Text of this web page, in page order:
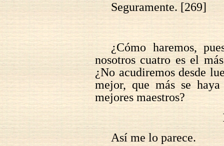
Seguramente. [269]
¿Cómo haremos,
nosotros cuatro es el
¿No acudiremos desde
mejor, que más se
mejores maestros?
Así me lo parece.